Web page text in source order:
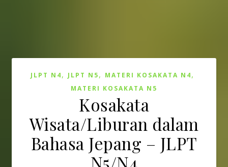
JLPT N4, JLPT N5, MATERI KOSAKATA N4,
MATERI KOSAKATA N5
Kosakata
Wisata/Liburan dalam
Bahasa Jepang – JLPT
N5/N4